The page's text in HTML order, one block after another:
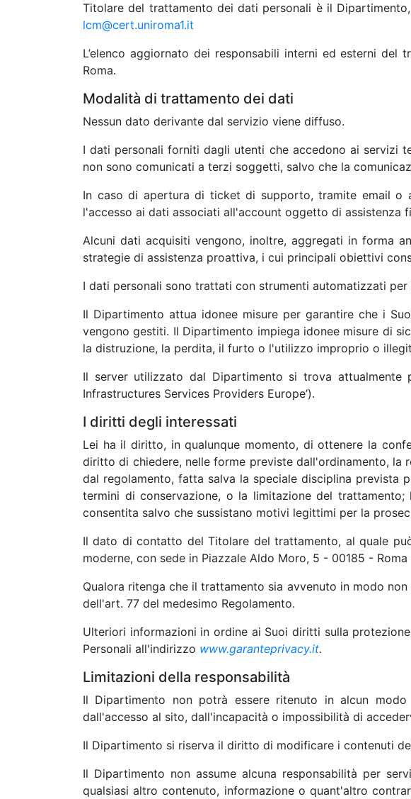
Titolare del trattamento dei dati personali è il
lcm@cert.uniroma1.it
L’elenco aggiornato dei responsabili interni ed esterni
Roma.
Modalità di trattamento dei dati
Nessun dato derivante dal servizio viene diffuso.
I dati personali forniti dagli utenti che accedono ai servizi
non sono comunicati a terzi soggetti, salvo che la
In caso di apertura di ticket di supporto, tramite email o
l'accesso ai dati associati all'account oggetto di assistenza
Alcuni dati acquisiti vengono, inoltre, aggregati in forma
strategie di assistenza proattiva, i cui principali obiettivi
I dati personali sono trattati con strumenti automatizzati
Il Dipartimento attua idonee misure per garantire che i
vengono gestiti. Il Dipartimento impiega idonee misure di
la distruzione, la perdita, il furto o l'utilizzo improprio o
Il server utilizzato dal Dipartimento si trova attualmente
Infrastructures Services Providers Europe’).
I diritti degli interessati
Lei ha il diritto, in qualunque momento, di ottenere la
diritto di chiedere, nelle forme previste dall'ordinamento,
dal regolamento, fatta salva la speciale disciplina prevista
termini di conservazione, o la limitazione del
consentita salvo che sussistano motivi legittimi per la
Il dato di contatto del Titolare del trattamento, al quale
moderne, con sede in Piazzale Aldo Moro, 5 - 00185 -
Qualora ritenga che il trattamento sia avvenuto in modo
dell'art. 77 del medesimo Regolamento.
Ulteriori informazioni in ordine ai Suoi diritti sulla
Personali all'indirizzo www.garanteprivacy.it.
Limitazioni della responsabilità
Il Dipartimento non potrà essere ritenuto in alcun
dall'accesso al sito, dall'incapacità o impossibilità di
Il Dipartimento si riserva il diritto di modificare i contenuti
Il Dipartimento non assume alcuna responsabilità per
qualsiasi altro contenuto, informazione o quant'altro